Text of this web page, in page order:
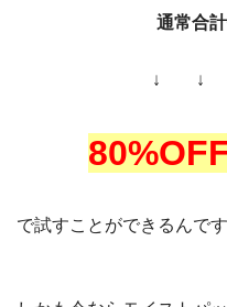
通常合
↓ ↓
で試すことができるんです